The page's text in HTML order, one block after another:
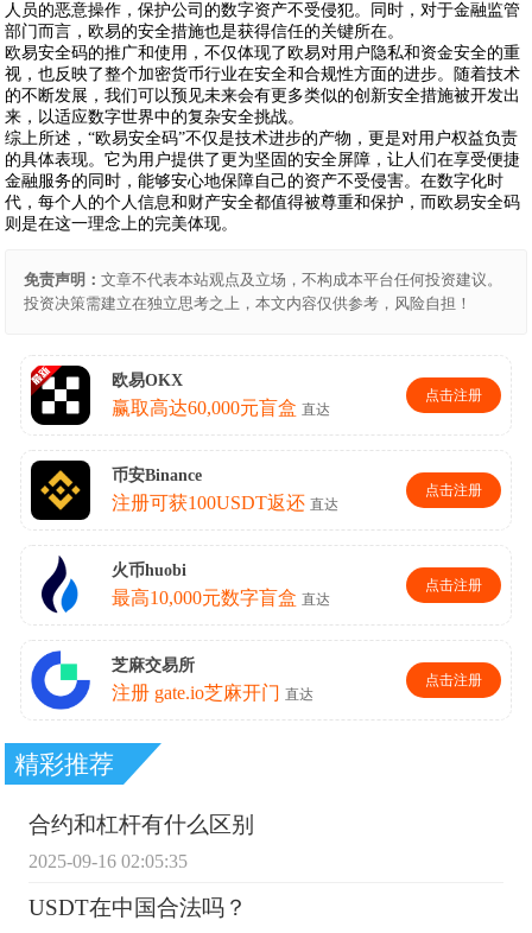
人员的恶意操作，保护公司的数字资产不受侵犯。同时，对于金融监管
部门而言，欧易的安全措施也是获得信任的关键所在。
欧易安全码的推广和使用，不仅体现了欧易对用户隐私和资金安全的重
视，也反映了整个加密货币行业在安全和合规性方面的进步。随着技术
的不断发展，我们可以预见未来会有更多类似的创新安全措施被开发出
来，以适应数字世界中的复杂安全挑战。
综上所述，“欧易安全码”不仅是技术进步的产物，更是对用户权益负责
的具体表现。它为用户提供了更为坚固的安全屏障，让人们在享受便捷
金融服务的同时，能够安心地保障自己的资产不受侵害。在数字化时
代，每个人的个人信息和财产安全都值得被尊重和保护，而欧易安全码
则是在这一理念上的完美体现。
免责声明：文章不代表本站观点及立场，不构成本平台任何投资建议。
投资决策需建立在独立思考之上，本文内容仅供参考，风险自担！
精彩推荐
合约和杠杆有什么区别
2025-09-16 02:05:35
USDT在中国合法吗？